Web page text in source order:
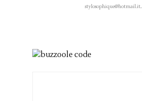
stylosophique@hotmail.it.